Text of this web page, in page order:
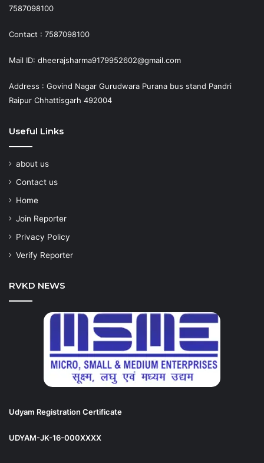
7587098100
Contact : 7587098100
Mail ID: dheerajsharma9179952602@gmail.com
Address : Govind Nagar Gurudwara Purana bus stand Pandri
Raipur Chhattisgarh 492004
Useful Links
about us
Contact us
Home
Join Reporter
Privacy Policy
Verify Reporter
RVKD NEWS
Udyam Registration Certificate
UDYAM-JK-16-000XXXX